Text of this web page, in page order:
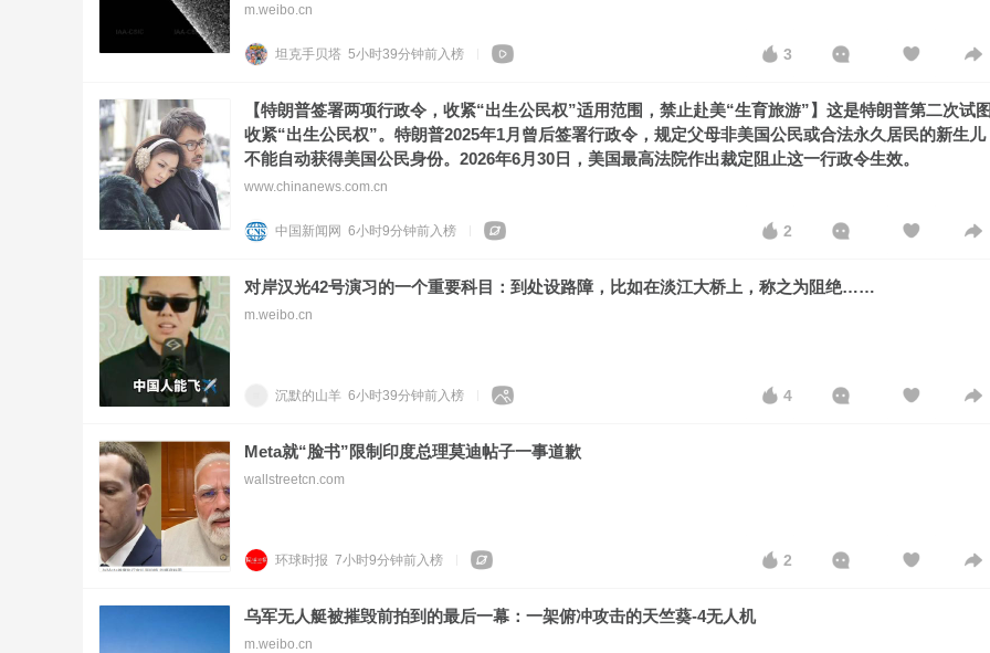
m.weibo.cn
坦克手贝塔 5小时39分钟前入榜 3
【特朗普签署两项行政令，收紧“出生公民权”适用范围，禁止赴美“生育旅游”】这是特朗普第二次试
收紧“出生公民权”。特朗普2025年1月曾后签署行政令，规定父母非美国公民或合法永久居民的新生儿
不能自动获得美国公民身份。2026年6月30日，美国最高法院作出裁定阻止这一行政令生效。
www.chinanews.com.cn
中国新闻网 6小时9分钟前入榜 2
对岸汉光42号演习的一个重要科目：到处设路障，比如在淡江大桥上，称之为阻绝……
m.weibo.cn
沉默的山羊 6小时39分钟前入榜 4
Meta就“脸书”限制印度总理莫迪帖子一事道歉
wallstreetcn.com
环球时报 7小时9分钟前入榜 2
乌军无人艇被摧毁前拍到的最后一幕：一架俯冲攻击的天竺葵-4无人机
m.weibo.cn